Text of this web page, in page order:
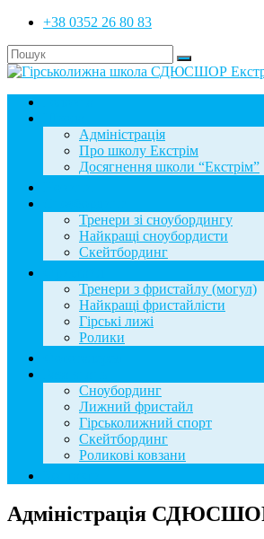
+38 0352 26 80 83
Адміністрація
Про школу Екстрім
Досягнення школи “Екстрім”
Тренери зі сноубордингу
Найкращі сноубордисти
Скейтбординг
Тренери з фристайлу (могул)
Найкращі фристайлісти
Гірські лижі
Ролики
Сноубординг
Лижний фристайл
Гірськолижний спорт
Скейтбординг
Роликові ковзани
Адміністрація